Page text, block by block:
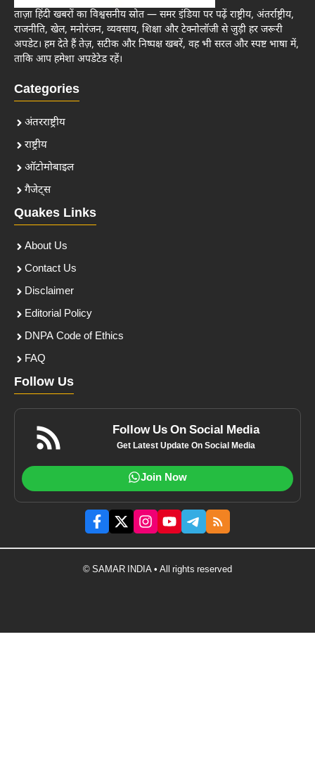
ताज़ा हिंदी खबरों का विश्वसनीय स्रोत — समर इंडिया पर पढ़ें राष्ट्रीय, अंतर्राष्ट्रीय,
राजनीति, खेल, मनोरंजन, व्यवसाय, शिक्षा और टेक्नोलॉजी से जुड़ी हर जरूरी
अपडेट। हम देते हैं तेज़, सटीक और निष्पक्ष खबरें, वह भी सरल और स्पष्ट भाषा में,
ताकि आप हमेशा अपडेटेड रहें।
Categories
अंतरराष्ट्रीय
राष्ट्रीय
ऑटोमोबाइल
गैजेट्स
Quakes Links
About Us
Contact Us
Disclaimer
Editorial Policy
DNPA Code of Ethics
FAQ
Follow Us
Follow Us On Social Media
Get Latest Update On Social Media
Join Now
© SAMAR INDIA • All rights reserved